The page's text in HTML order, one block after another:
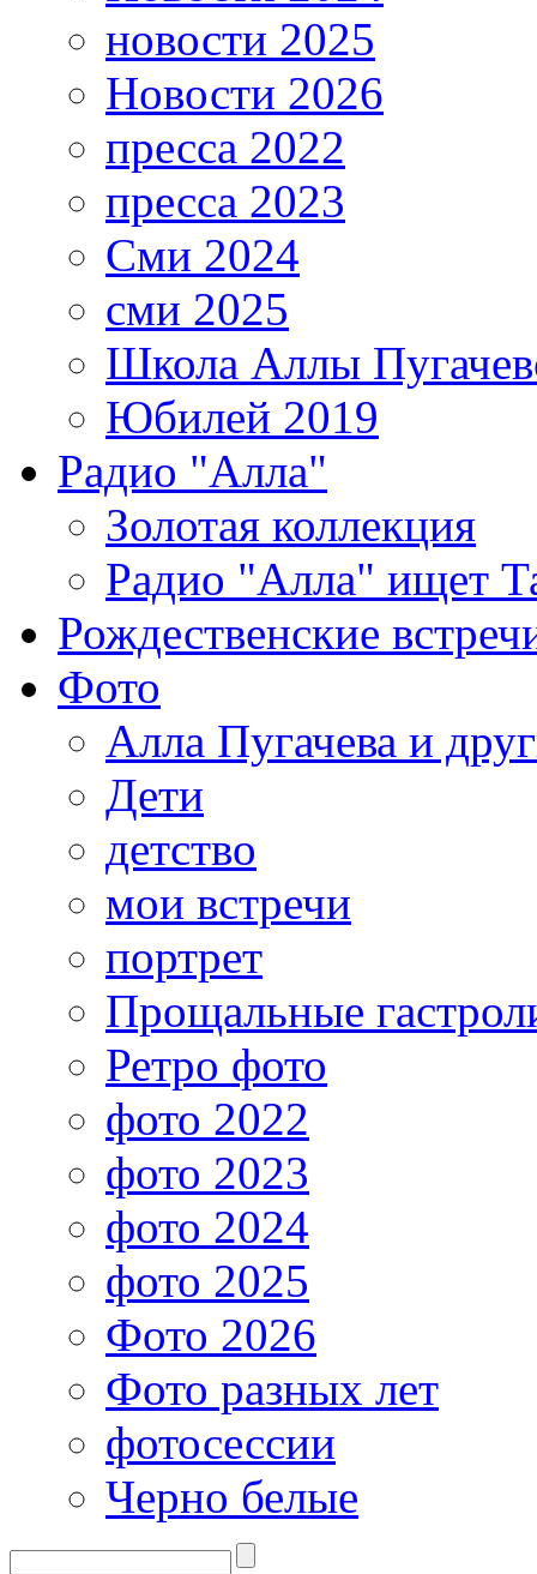
новости 2025
Новости 2026
пресса 2022
пресса 2023
Сми 2024
сми 2025
Школа Аллы
Юбилей 2019
Радио "Алла"
Золотая коллекция
Радио "Алла" ищет
Рождественские
Фото
Алла Пугачева и
Дети
детство
мои встречи
портрет
Прощальные
Ретро фото
фото 2022
фото 2023
фото 2024
фото 2025
Фото 2026
Фото разных лет
фотосессии
Черно белые